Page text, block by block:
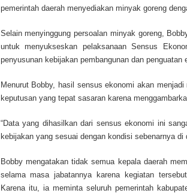
pemerintah daerah menyediakan minyak goreng
Selain menyinggung persoalan minyak goreng,
untuk menyukseskan pelaksanaan Sensus
penyusunan kebijakan pembangunan dan penguatan
Menurut Bobby, hasil sensus ekonomi akan
keputusan yang tepat sasaran karena
“Data yang dihasilkan dari sensus ekonomi ini
kebijakan yang sesuai dengan kondisi sebenarnya di
Bobby mengatakan tidak semua kepala daerah
selama masa jabatannya karena kegiatan
Karena itu, ia meminta seluruh pemerintah